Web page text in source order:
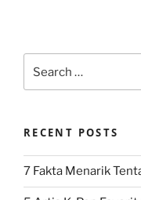
for:
RECENT POSTS
7 Fakta Menarik